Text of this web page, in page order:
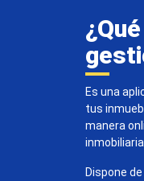
Es una
tus
manera
Dispone